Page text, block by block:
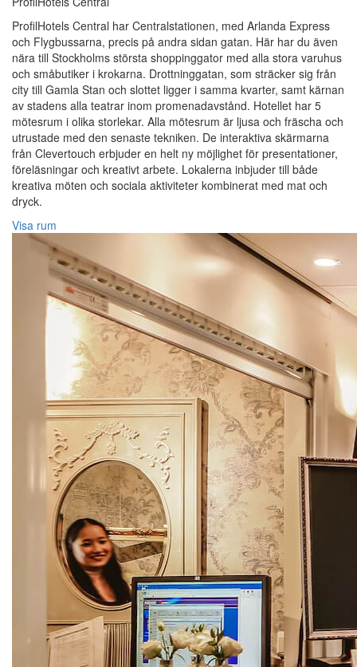
ProfilHotels Central har Centralstationen, med Arlanda Express
och Flygbussarna, precis på andra sidan gatan. Här har du även
nära till Stockholms största shoppinggator med alla stora varuhus
och småbutiker i krokarna. Drottninggatan, som sträcker sig från
city till Gamla Stan och slottet ligger i samma kvarter, samt kärnan
av stadens alla teatrar inom promenadavstånd. Hotellet har 5
mötesrum i olika storlekar. Alla mötesrum är ljusa och fräscha och
utrustade med den senaste tekniken. De interaktiva skärmarna
från Clevertouch erbjuder en helt ny möjlighet för presentationer,
föreläsningar och kreativt arbete. Lokalerna inbjuder till både
kreativa möten och sociala aktiviteter kombinerat med mat och
dryck.
Visa rum